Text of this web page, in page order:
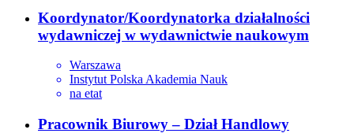
Koordynator/Koordynatorka działalności
wydawniczej w wydawnictwie naukowym
Warszawa
Instytut Polska Akademia Nauk
na etat
Pracownik Biurowy – Dział Handlowy